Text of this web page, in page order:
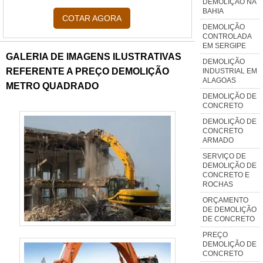
do maior marketplace da
américa, achará a líder do
mercado.MAIS SOBRE
EMPRESA DE PERFURAÇÃO
EM CONCRETOSe alguém
busca por uma empresa de
inovadora, encontra o site da
expressão de mercado quando o
assunto é abertura de micro
valas e perfuração em concreto
armado, garante a satisfação da
venda a entrega final com foco
total na qualidade.Discorrendo
ainda sobre empresa de
perfuração em concreto, sempre
deve-se buscar uma empresa
COTAR AGORA
GALERIA DE IMAGENS ILUSTRATIVAS
REFERENTE A PREÇO DEMOLIÇÃO
METRO QUADRADO
BAHIA
DEMOLIÇÃO
CONTROLADA
EM SERGIPE
DEMOLIÇÃO
INDUSTRIAL EM
ALAGOAS
DEMOLIÇÃO DE
CONCRETO
DEMOLIÇÃO DE
CONCRETO
ARMADO
SERVIÇO DE
DEMOLIÇÃO DE
CONCRETO E
ROCHAS
ORÇAMENTO
DE DEMOLIÇÃO
DE CONCRETO
PREÇO
DEMOLIÇÃO DE
CONCRETO